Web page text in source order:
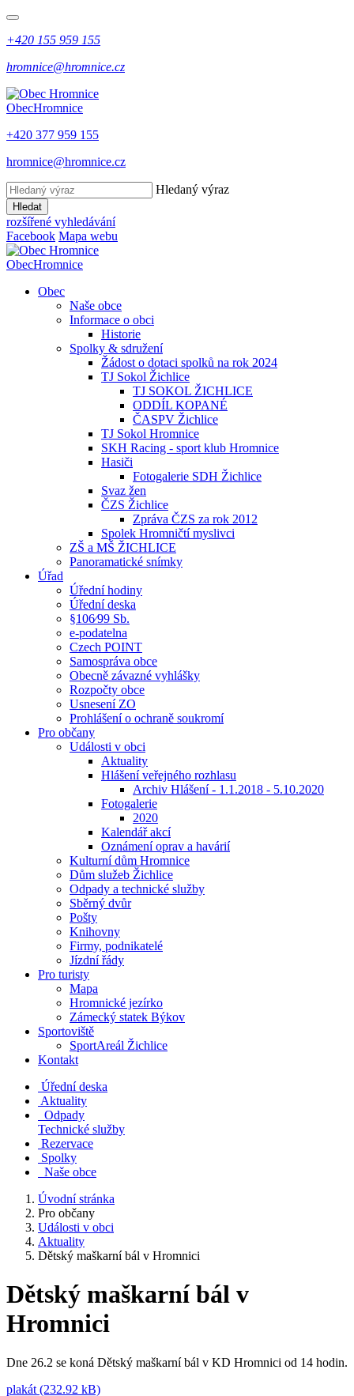
+420 155 959 155
hromnice@hromnice.cz
ObecHromnice
+420 377 959 155
hromnice@hromnice.cz
Hledaný výraz
Hledat
rozšířené vyhledávání
Facebook Mapa webu
ObecHromnice
Obec
Naše obce
Informace o obci
Historie
Spolky & sdružení
Žádost o dotaci spolků na rok 2024
TJ Sokol Žichlice
TJ SOKOL ŽICHLICE
ODDÍL KOPANÉ
ČASPV Žichlice
TJ Sokol Hromnice
SKH Racing - sport klub Hromnice
Hasiči
Fotogalerie SDH Žichlice
Svaz žen
ČZS Žichlice
Zpráva ČZS za rok 2012
Spolek Hromničtí myslivci
ZŠ a MŠ ŽICHLICE
Panoramatické snímky
Úřad
Úřední hodiny
Úřední deska
§106⁄99 Sb.
e-podatelna
Czech POINT
Samospráva obce
Obecně závazné vyhlášky
Rozpočty obce
Usnesení ZO
Prohlášení o ochraně soukromí
Pro občany
Události v obci
Aktuality
Hlášení veřejného rozhlasu
Archiv Hlášení - 1.1.2018 - 5.10.2020
Fotogalerie
2020
Kalendář akcí
Oznámení oprav a havárií
Kulturní dům Hromnice
Dům služeb Žichlice
Odpady a technické služby
Sběrný dvůr
Pošty
Knihovny
Firmy, podnikatelé
Jízdní řády
Pro turisty
Mapa
Hromnické jezírko
Zámecký statek Býkov
Sportoviště
SportAreál Žichlice
Kontakt
Úřední deska
Aktuality
Odpady
Technické služby
Rezervace
Spolky
Naše obce
Úvodní stránka
Pro občany
Události v obci
Aktuality
Dětský maškarní bál v Hromnici
Dětský maškarní bál v
Hromnici
Dne 26.2 se koná Dětský maškarní bál v KD Hromnici od 14 hodin.
plakát (232.92 kB)